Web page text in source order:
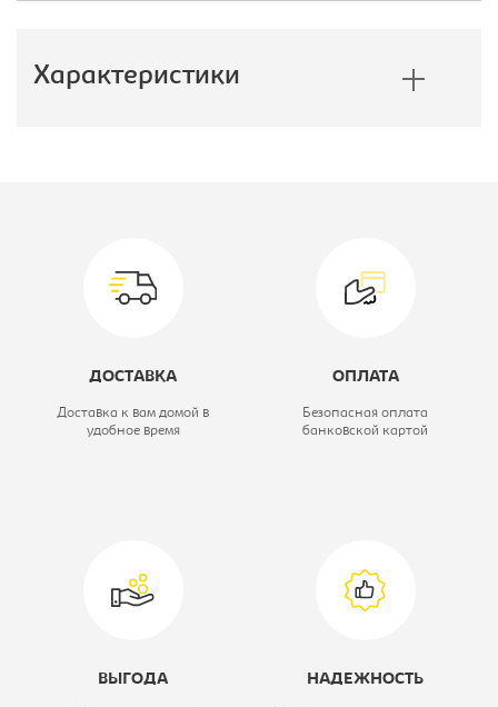
Характеристики
Цветовое решение: ясень шимо
ДОСТАВКА
Доставка к вам домой в
удобное время
ОПЛАТА
Безопасная оплата
банковской картой
ВЫГОДА НАДЕЖНОСТЬ